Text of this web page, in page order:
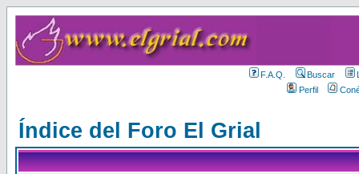
F.A.Q. Buscar
Perfil
Índice del Foro El Grial